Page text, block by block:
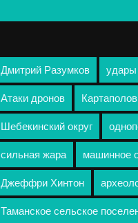
Дмитрий Разумков
Атаки дронов Картаполов
Шебекинский округ
сильная жара машинное
Джеффри Хинтон
Таманское сельское